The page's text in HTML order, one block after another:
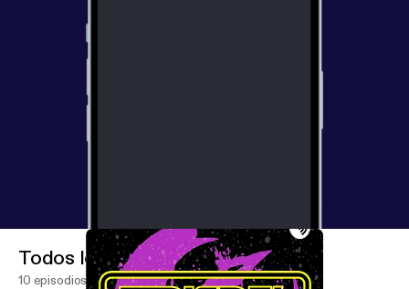
Todos los episodios
10 episodios